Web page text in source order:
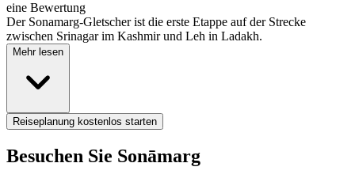
eine Bewertung
Der Sonamarg-Gletscher ist die erste Etappe auf der Strecke
zwischen Srinagar im Kashmir und Leh in Ladakh.
Mehr lesen
Reiseplanung kostenlos starten
Besuchen Sie Sonāmarg